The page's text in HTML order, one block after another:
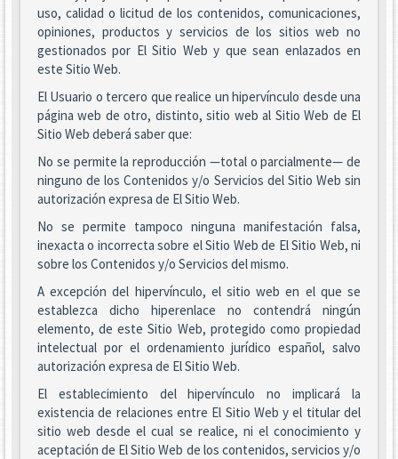
uso, calidad o licitud de los contenidos, comunicaciones,
opiniones, productos y servicios de los sitios web no
gestionados por El Sitio Web y que sean enlazados en
este Sitio Web.
El Usuario o tercero que realice un hipervínculo desde una
página web de otro, distinto, sitio web al Sitio Web de El
Sitio Web deberá saber que:
No se permite la reproducción —total o parcialmente— de
ninguno de los Contenidos y/o Servicios del Sitio Web sin
autorización expresa de El Sitio Web.
No se permite tampoco ninguna manifestación falsa,
inexacta o incorrecta sobre el Sitio Web de El Sitio Web, ni
sobre los Contenidos y/o Servicios del mismo.
A excepción del hipervínculo, el sitio web en el que se
establezca dicho hiperenlace no contendrá ningún
elemento, de este Sitio Web, protegido como propiedad
intelectual por el ordenamiento jurídico español, salvo
autorización expresa de El Sitio Web.
El establecimiento del hipervínculo no implicará la
existencia de relaciones entre El Sitio Web y el titular del
sitio web desde el cual se realice, ni el conocimiento y
aceptación de El Sitio Web de los contenidos, servicios y/o